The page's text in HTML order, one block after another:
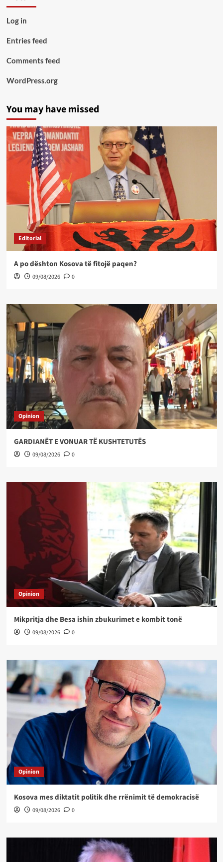
Log in
Entries feed
Comments feed
WordPress.org
You may have missed
Editorial
A po dështon Kosova të fitojë paqen?
09/08/2026 0
Opinion
GARDIANËT E VONUAR TË KUSHTETUTËS
09/08/2026 0
Opinion
Mikpritja dhe Besa ishin zbukurimet e kombit tonë
09/08/2026 0
Opinion
Kosova mes diktatit politik dhe rrënimit të demokracisë
09/08/2026 0